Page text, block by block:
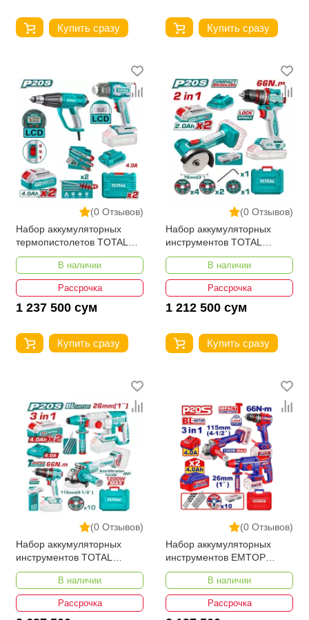
Купить сразу Купить сразу
(0 Отзывов)
Набор аккумуляторных
термопистолетов TOTAL
TOSLI241188
В наличии
Рассрочка
1 237 500 сум
Купить сразу
(0 Отзывов)
Набор аккумуляторных
инструментов TOTAL
TCKLI20766
В наличии
Рассрочка
1 212 500 сум
Купить сразу
(0 Отзывов)
Набор аккумуляторных
инструментов TOTAL
TCKLI202598
В наличии
Рассрочка
(0 Отзывов)
Набор аккумуляторных
инструментов EMTOP
ECKL202598
В наличии
Рассрочка